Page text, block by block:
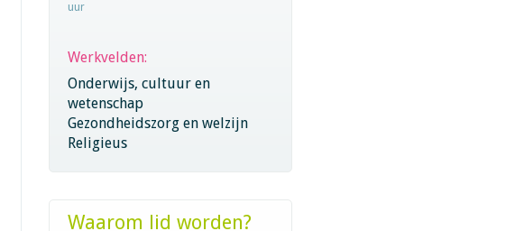
uur
Werkvelden:
Onderwijs, cultuur en
wetenschap
Gezondheidszorg en welzijn
Religieus
Waarom lid worden?